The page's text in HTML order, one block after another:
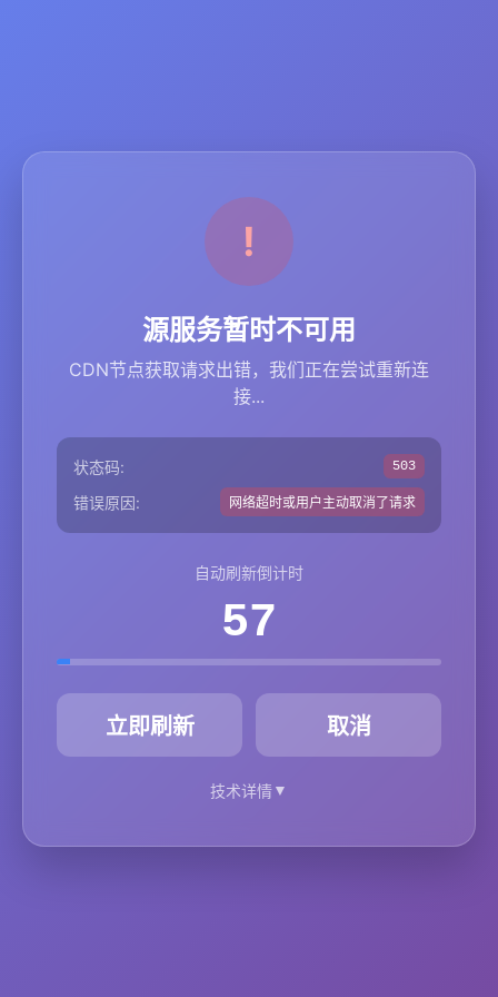
源服务暂时不可用
CDN节点获取请求出错，我们正在尝试重新连
接...
状态码: 503
错误原因: 网络超时或用户主动取消了请求
自动刷新倒计时
57
立即刷新 取消
技术详情▼